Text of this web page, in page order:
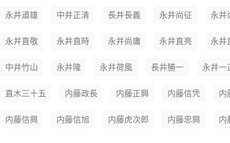
永井道雄 中井正清 長井長義 永井尚征 永井
永井直敬 永井直時 永井尚庸 永井直亮 永井
中井竹山 永井隆 永井荷風 長井勝一 永井一
直木三十五 内藤政長 内藤正興 内藤信凭 内
内藤信興 内藤信旭 内藤虎次郎 内藤忠興 内